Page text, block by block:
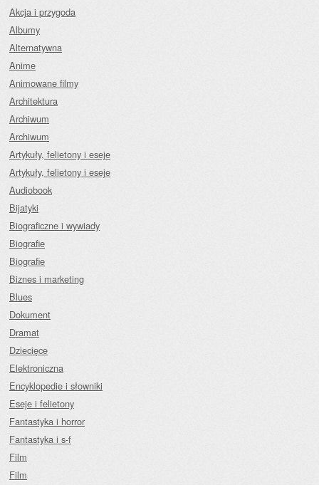
Akcja i przygoda
Albumy
Alternatywna
Anime
Animowane filmy
Architektura
Archiwum
Archiwum
Artykuły, felietony i eseje
Artykuły, felietony i eseje
Audiobook
Bijatyki
Biograficzne i wywiady
Biografie
Biografie
Biznes i marketing
Blues
Dokument
Dramat
Dziecięce
Elektroniczna
Encyklopedie i słowniki
Eseje i felietony
Fantastyka i horror
Fantastyka i s-f
Film
Film